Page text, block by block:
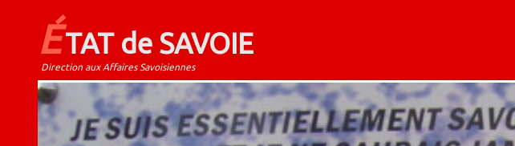
ÉTAT de SAVOIE
Direction aux Affaires Savoisiennes